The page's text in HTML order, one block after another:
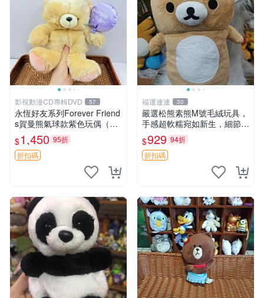
影視動漫CD專輯DVD 57
永恆好友系列Forever Friend
s賀曼熊氣球款紫色玩偶（鼻
子稍有磨損） 中古玩具 氣球
熊 玩偶
$1,450 95折
折扣碼
福運連連 30
嚴選松熊素熊M號毛絨玩具，
手感超軟糯宛如新生，細節精
緻完美無瑕，推薦送禮或珍
藏，中古狀態保養得宜。 松
熊 素熊 毛絨doll
$929 94折
折扣碼